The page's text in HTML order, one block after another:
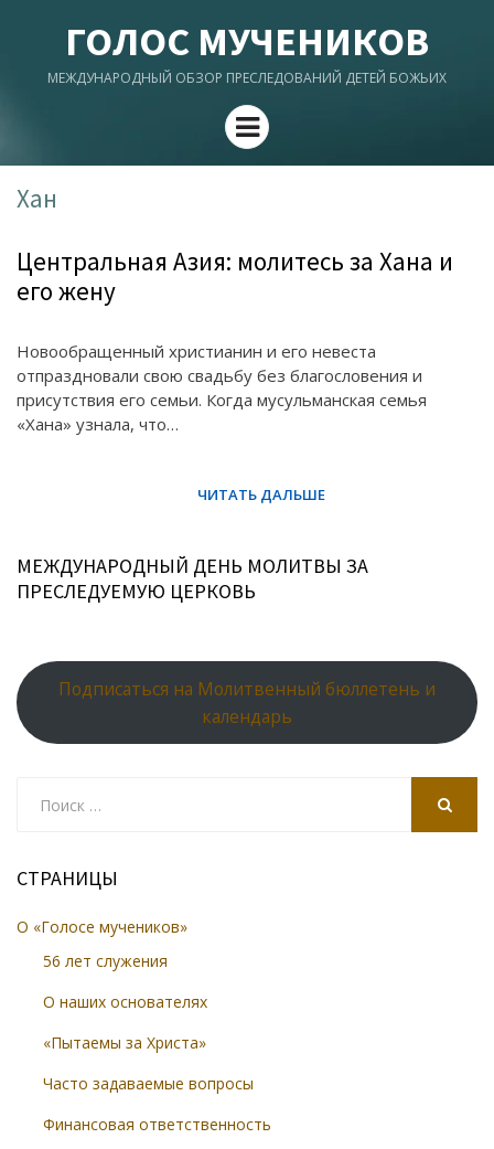
ГОЛОС МУЧЕНИКОВ
МЕЖДУНАРОДНЫЙ ОБЗОР ПРЕСЛЕДОВАНИЙ ДЕТЕЙ БОЖЬИХ
Menu
Хан
Центральная Азия: молитесь за Хана и
его жену
Новообращенный христианин и его невеста
отпраздновали свою свадьбу без благословения и
присутствия его семьи. Когда мусульманская семья
«Хана» узнала, что…
МЕЖДУНАРОДНЫЙ ДЕНЬ МОЛИТВЫ ЗА
ПРЕСЛЕДУЕМУЮ ЦЕРКОВЬ
Подписаться на Молитвенный бюллетень и
календарь
СТРАНИЦЫ
О «Голосе мучеников»
56 лет служения
О наших основателях
«Пытаемы за Христа»
Часто задаваемые вопросы
Финансовая ответственность